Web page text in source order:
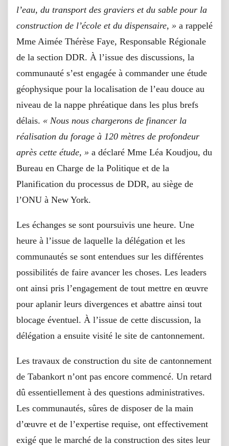
l’eau, du transport des graviers et du sable pour la
construction de l’école et du dispensaire, » a rappelé
Mme Aimée Thérèse Faye, Responsable Régionale
de la section DDR. À l’issue des discussions, la
communauté s’est engagée à commander une étude
géophysique pour la localisation de l’eau douce au
niveau de la nappe phréatique dans les plus brefs
délais. « Nous nous chargerons de financer la
réalisation du forage à 120 mètres de profondeur
après cette étude, » a déclaré Mme Léa Koudjou, du
Bureau en Charge de la Politique et de la
Planification du processus de DDR, au siège de
l’ONU à New York.
Les échanges se sont poursuivis une heure. Une
heure à l’issue de laquelle la délégation et les
communautés se sont entendues sur les différentes
possibilités de faire avancer les choses. Les leaders
ont ainsi pris l’engagement de tout mettre en œuvre
pour aplanir leurs divergences et abattre ainsi tout
blocage éventuel. À l’issue de cette discussion, la
délégation a ensuite visité le site de cantonnement.
Les travaux de construction du site de cantonnement
de Tabankort n’ont pas encore commencé. Un retard
dû essentiellement à des questions administratives.
Les communautés, sûres de disposer de la main
d’œuvre et de l’expertise requise, ont effectivement
exigé que le marché de la construction des sites leur